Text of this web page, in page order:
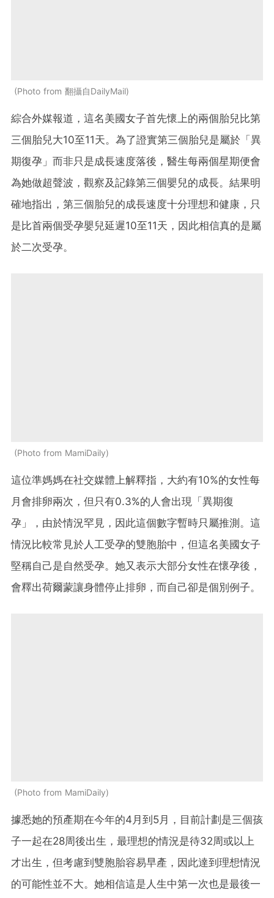
Photo from 翻攝自DailyMail
綜合外媒報道，這名美國女子首先懷上的兩個胎兒比第
三個胎兒大10至11天。為了證實第三個胎兒是屬於「異
期復孕」而非只是成長速度落後，醫生每兩個星期便會
為她做超聲波，觀察及記錄第三個嬰兒的成長。結果明
確地指出，第三個胎兒的成長速度十分理想和健康，只
是比首兩個受孕嬰兒延遲10至11天，因此相信真的是屬
於二次受孕。
Photo from MamiDaily
這位準媽媽在社交媒體上解釋指，大約有10%的女性每
月會排卵兩次，但只有0.3%的人會出現「異期復
孕」，由於情況罕見，因此這個數字暫時只屬推測。這
情況比較常見於人工受孕的雙胞胎中，但這名美國女子
堅稱自己是自然受孕。她又表示大部分女性在懷孕後，
會釋出荷爾蒙讓身體停止排卵，而自己卻是個別例子。
Photo from MamiDaily
據悉她的預產期在今年的4月到5月，目前計劃是三個孩
子一起在28周後出生，最理想的情況是待32周或以上
才出生，但考慮到雙胞胎容易早產，因此達到理想情況
的可能性並不大。她相信這是人生中第一次也是最後一